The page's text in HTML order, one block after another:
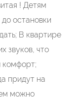
! Детям
остановки
В квартире
звуков, что
комфорт;
придут на
можно